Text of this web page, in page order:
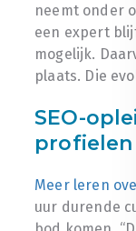
neemt onder
een expert
mogelijk.
plaats. Die
SEO-
profielen
Meer leren
uur durende